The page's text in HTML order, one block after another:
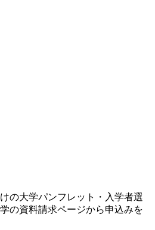
の大学パンフレット・入学者選
の資料請求ページから申込みを